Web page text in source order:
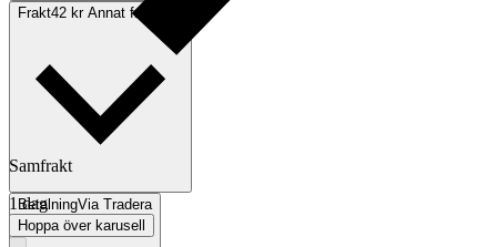
Frakt42 kr Annat fraktsätt
BetalningVia Tradera
Samfrakt
1 dag
Hoppa över karusell